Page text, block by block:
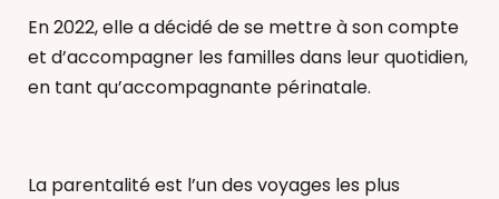
En 2022, elle a décidé de se mettre à son compte
et d’accompagner les familles dans leur quotidien,
en tant qu’accompagnante périnatale.
La parentalité est l’un des voyages les plus